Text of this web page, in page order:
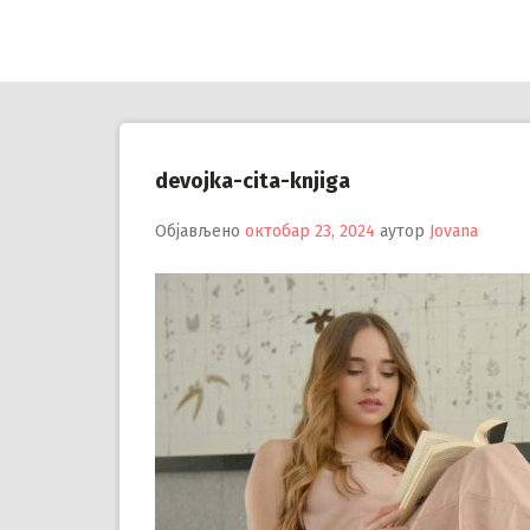
devojka-cita-knjiga
Објављено октобар 23, 2024 аутор Jovana